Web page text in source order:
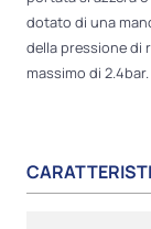
dotato di una
della pressione di
massimo di 2.4bar.